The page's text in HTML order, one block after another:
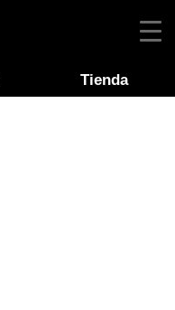
Tienda